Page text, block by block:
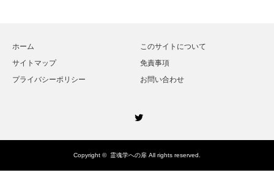
ホーム
このサイトについて
サイトマップ
免責事項
プライバシーポリシー
お問い合わせ
Copyright © 霊魂学への扉 All rights reserved.